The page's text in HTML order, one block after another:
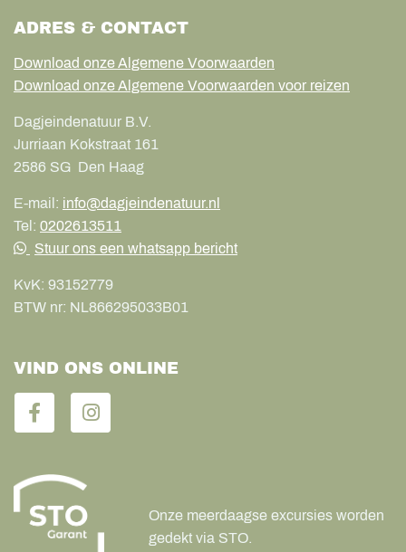
ADRES & CONTACT
Download onze Algemene Voorwaarden
Download onze Algemene Voorwaarden voor reizen
Dagjeindenatuur B.V.
Jurriaan Kokstraat 161
2586 SG Den Haag
E-mail: info@dagjeindenatuur.nl
Tel: 0202613511
Stuur ons een whatsapp bericht
KvK: 93152779
BTW nr: NL866295033B01
VIND ONS ONLINE
Onze meerdaagse excursies worden
gedekt via STO.